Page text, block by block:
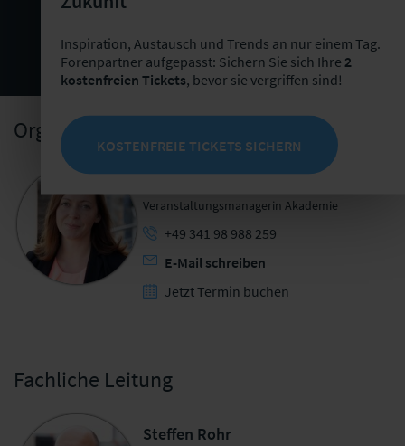
Gruppenleiterin Arbeitsplatz der Zukunft
ALH Gruppe
Organisatorische Ansprechpartnerin
Veranstaltungsmanagerin Akademie
+49 341 98 988 259
E-Mail schreiben
Jetzt Termin buchen
Fachliche Leitung
Steffen Rohr
Inspiration, Austausch und Trends an nur einem Tag.
Forenpartner aufgepasst: Sichern Sie sich Ihre 2
kostenfreien Tickets, bevor sie vergriffen sind!
KOSTENFREIE TICKETS SICHERN